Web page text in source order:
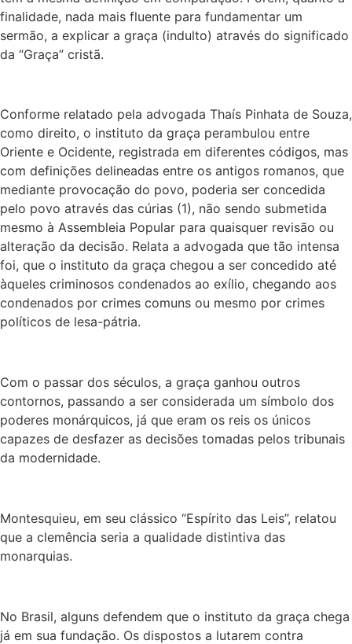
finalidade, nada mais fluente para fundamentar um
sermão, a explicar a graça (indulto) através do significado
da “Graça” cristã.
Conforme relatado pela advogada Thaís Pinhata de Souza,
como direito, o instituto da graça perambulou entre
Oriente e Ocidente, registrada em diferentes códigos, mas
com definições delineadas entre os antigos romanos, que
mediante provocação do povo, poderia ser concedida
pelo povo através das cúrias (1), não sendo submetida
mesmo à Assembleia Popular para quaisquer revisão ou
alteração da decisão. Relata a advogada que tão intensa
foi, que o instituto da graça chegou a ser concedido até
àqueles criminosos condenados ao exílio, chegando aos
condenados por crimes comuns ou mesmo por crimes
políticos de lesa-pátria.
Com o passar dos séculos, a graça ganhou outros
contornos, passando a ser considerada um símbolo dos
poderes monárquicos, já que eram os reis os únicos
capazes de desfazer as decisões tomadas pelos tribunais
da modernidade.
Montesquieu, em seu clássico “Espírito das Leis”, relatou
que a clemência seria a qualidade distintiva das
monarquias.
No Brasil, alguns defendem que o instituto da graça chega
já em sua fundação. Os dispostos a lutarem contra